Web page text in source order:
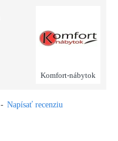
Komfort-nábytok
- Napísať recenziu